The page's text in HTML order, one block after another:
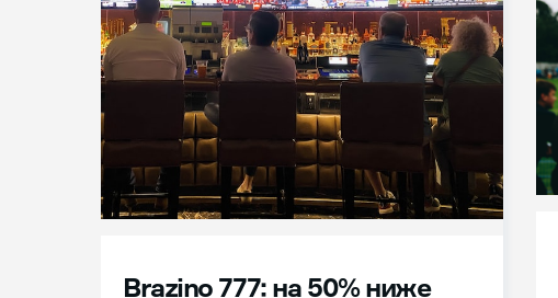
Brazino 777: на 50% ниже